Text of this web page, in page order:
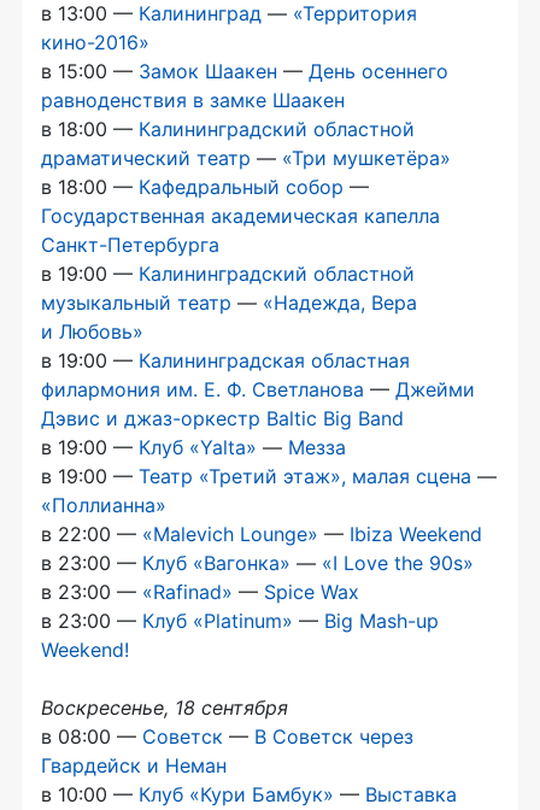
в 13:00 — Калининград — «Территория
кино-2016»
в 15:00 — Замок Шаакен — День осеннего
равноденствия в замке Шаакен
в 18:00 — Калининградский областной
драматический театр — «Три мушкетёра»
в 18:00 — Кафедральный собор —
Государственная академическая капелла
Санкт-Петербурга
в 19:00 — Калининградский областной
музыкальный театр — «Надежда, Вера
и Любовь»
в 19:00 — Калининградская областная
филармония им. Е. Ф. Светланова — Джейми
Дэвис и джаз-оркестр Baltic Big Band
в 19:00 — Клуб «Yalta» — Мезза
в 19:00 — Театр «Третий этаж», малая сцена —
«Поллианна»
в 22:00 — «Malevich Lounge» — Ibiza Weekend
в 23:00 — Клуб «Вагонка» — «I Love the 90s»
в 23:00 — «Rafinad» — Spice Wax
в 23:00 — Клуб «Platinum» — Big Mash-up
Weekend!
Воскресенье, 18 сентября
в 08:00 — Советск — В Советск через
Гвардейск и Неман
в 10:00 — Клуб «Кури Бамбук» — Выставка